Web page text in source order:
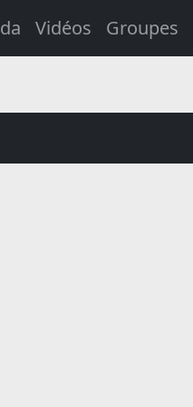
Vidéos Groupes